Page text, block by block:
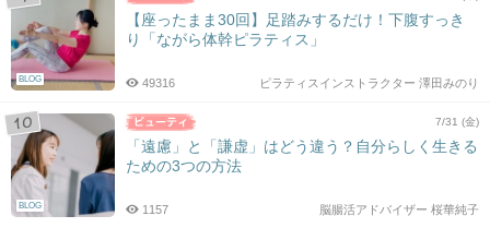
BLOG
【座ったまま30回】足踏みするだけ！下腹すっき
り「ながら体幹ピラティス」
ピラティスインストラクター 澤田みのり
49316
BLOG
7/31 (金)
「遠慮」と「謙虚」はどう違う？自分らしく生きる
ための3つの方法
脳腸活アドバイザー 桜華純子
1157